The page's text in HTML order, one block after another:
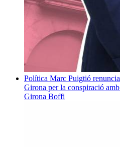
Política Marc Puigtió
Girona per la conspiració
Girona Boffi